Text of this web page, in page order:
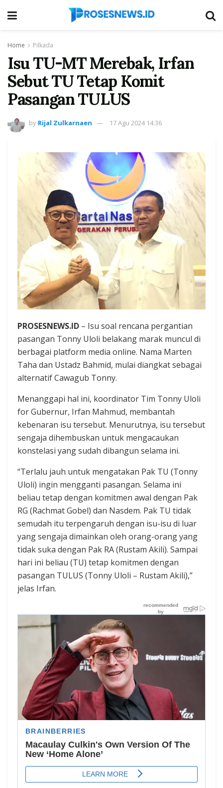
Home Pilkada
Isu TU-MT Merebak, Irfan
Sebut TU Tetap Komit
Pasangan TULUS
by Rijal Zulkarnaen 17 Agu 2024 14:36
PROSESNEWS.ID – Isu soal rencana pergantian
pasangan Tonny Uloli belakang marak muncul di
berbagai platform media online. Nama Marten
Taha dan Ustadz Bahmid, mulai diangkat sebagai
alternatif Cawagub Tonny.
Menanggapi hal ini, koordinator Tim Tonny Uloli
for Gubernur, Irfan Mahmud, membantah
kebenaran isu tersebut. Menurutnya, isu tersebut
sengaja dihembuskan untuk mengacaukan
konstelasi yang sudah dibangun selama ini.
“Terlalu jauh untuk mengatakan Pak TU (Tonny
Uloli) ingin mengganti pasangan. Selama ini
beliau tetap dengan komitmen awal dengan Pak
RG (Rachmat Gobel) dan Nasdem. Pak TU tidak
semudah itu terpengaruh dengan isu-isu di luar
yang sengaja dimainkan oleh orang-orang yang
tidak suka dengan Pak RA (Rustam Akili). Sampai
hari ini beliau (TU) tetap komitmen dengan
pasangan TULUS (Tonny Uloli – Rustam Akili),”
jelas Irfan.